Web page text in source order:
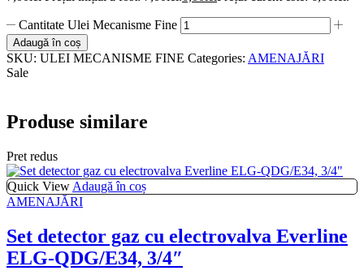
Cantitate Ulei Mecanisme Fine
Adaugă în coș
SKU: ULEI MECANISME FINE Categories: AMENAJĂRI
Sale
Produse similare
Pret redus
Quick View Adaugă în coș
AMENAJĂRI
Set detector gaz cu electrovalva Everline
ELG-QDG/E34, 3/4″